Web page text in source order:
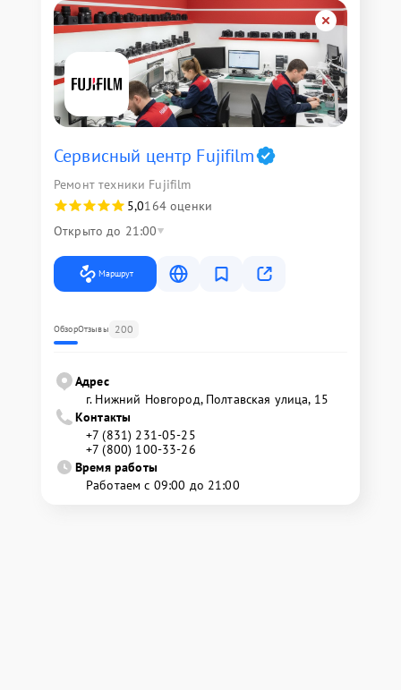
Сервисный центр Fujifilm
Ремонт техники Fujifilm
5,0164 оценки
Открыто до 21:00
Маршрут
ОбзорОтзывы 200
Адрес
г. Нижний Новгород, Полтавская улица, 15
Контакты
+7 (831) 231-05-25
+7 (800) 100-33-26
Время работы
Работаем с 09:00 до 21:00